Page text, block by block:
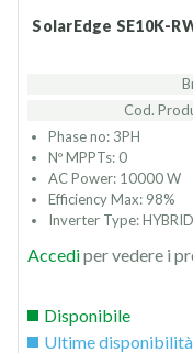
SolarEdge SE10K-RWB48BFN4 - Home Hub Inverter for
Cod.
Phase no: 3PH
Nº MPPTs: 0
AC Power: 10000 W
Efficiency Max: 98%
Inverter Type: HYBRID
Accediper vedere i
Disponibile
Ultime